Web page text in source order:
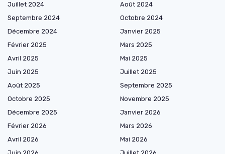
Juillet 2024
Août 2024
Septembre 2024
Octobre 2024
Décembre 2024
Janvier 2025
Février 2025
Mars 2025
Avril 2025
Mai 2025
Juin 2025
Juillet 2025
Août 2025
Septembre 2025
Octobre 2025
Novembre 2025
Décembre 2025
Janvier 2026
Février 2026
Mars 2026
Avril 2026
Mai 2026